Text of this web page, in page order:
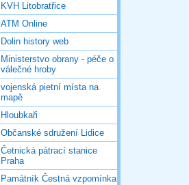
KVH Litobratřice
ATM Online
Dolin history web
Ministerstvo obrany - péče o
válečné hroby
vojenská pietní místa na
mapě
Hloubkaři
Občanské sdružení Lidice
Četnická pátrací stanice
Praha
Památník Čestná vzpomínka